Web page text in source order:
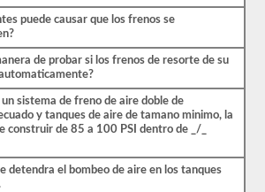
puede causar que los frenos se
de probar si los frenos de resorte de su
sistema de freno de aire doble de
y tanques de aire de tamano minimo, la
construir de 85 a 100 PSI dentro de _/_
detendra el bombeo de aire en los tanques